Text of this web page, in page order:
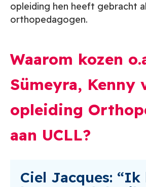
opleiding hen heeft gebracht
orthopedagogen.
Waarom kozen
Sümeyra, Kenny
opleiding
aan UCLL?
Ciel Jacques: